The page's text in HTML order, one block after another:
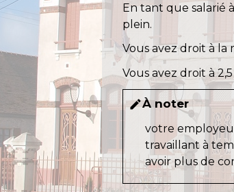
En tant que salarié
plein.
Vous avez droit à
Vous avez droit à 2,5
editÀ noter
votre
travaillant à
avoir plus de